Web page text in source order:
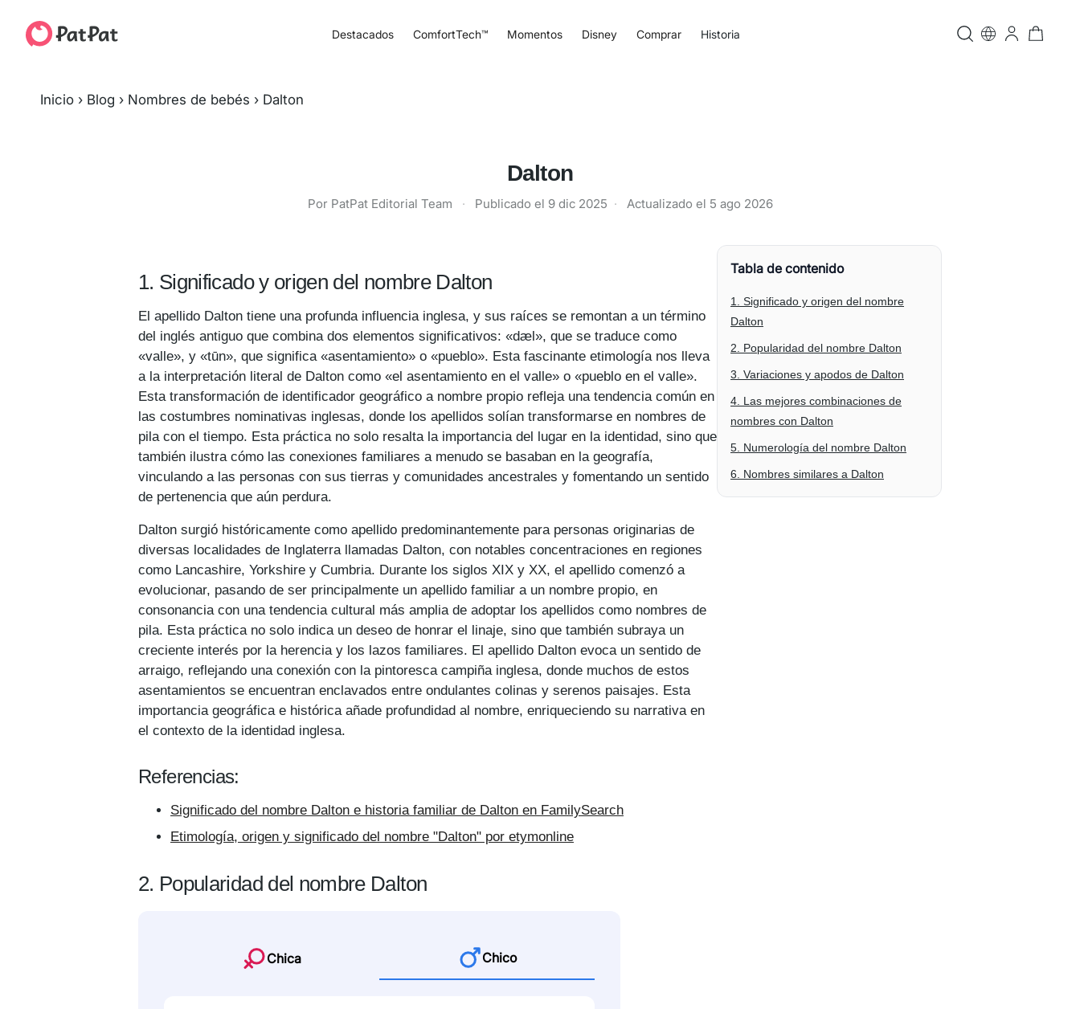
Destacados ComfortTech™ Momentos Disney Comprar Historia
Inicio › Blog › Nombres de bebés › Dalton
Dalton
Por PatPat Editorial Team · Publicado el 9 dic 2025 · Actualizado el 5 ago 2026
1. Significado y origen del nombre Dalton
El apellido Dalton tiene una profunda influencia inglesa, y sus raíces se remontan a un término
del inglés antiguo que combina dos elementos significativos: «dæl», que se traduce como
«valle», y «tūn», que significa «asentamiento» o «pueblo». Esta fascinante etimología nos lleva
a la interpretación literal de Dalton como «el asentamiento en el valle» o «pueblo en el valle».
Esta transformación de identificador geográfico a nombre propio refleja una tendencia común en
las costumbres nominativas inglesas, donde los apellidos solían transformarse en nombres de
pila con el tiempo. Esta práctica no solo resalta la importancia del lugar en la identidad, sino que
también ilustra cómo las conexiones familiares a menudo se basaban en la geografía,
vinculando a las personas con sus tierras y comunidades ancestrales y fomentando un sentido
de pertenencia que aún perdura.
Dalton surgió históricamente como apellido predominantemente para personas originarias de
diversas localidades de Inglaterra llamadas Dalton, con notables concentraciones en regiones
como Lancashire, Yorkshire y Cumbria. Durante los siglos XIX y XX, el apellido comenzó a
evolucionar, pasando de ser principalmente un apellido familiar a un nombre propio, en
consonancia con una tendencia cultural más amplia de adoptar los apellidos como nombres de
pila. Esta práctica no solo indica un deseo de honrar el linaje, sino que también subraya un
creciente interés por la herencia y los lazos familiares. El apellido Dalton evoca un sentido de
arraigo, reflejando una conexión con la pintoresca campiña inglesa, donde muchos de estos
asentamientos se encuentran enclavados entre ondulantes colinas y serenos paisajes. Esta
importancia geográfica e histórica añade profundidad al nombre, enriqueciendo su narrativa en
el contexto de la identidad inglesa.
Referencias:
Significado del nombre Dalton e historia familiar de Dalton en FamilySearch
Etimología, origen y significado del nombre "Dalton" por etymonline
2. Popularidad del nombre Dalton
Chica Chico
Tabla de contenido
1. Significado y origen del nombre
Dalton
2. Popularidad del nombre Dalton
3. Variaciones y apodos de Dalton
4. Las mejores combinaciones de
nombres con Dalton
5. Numerología del nombre Dalton
6. Nombres similares a Dalton